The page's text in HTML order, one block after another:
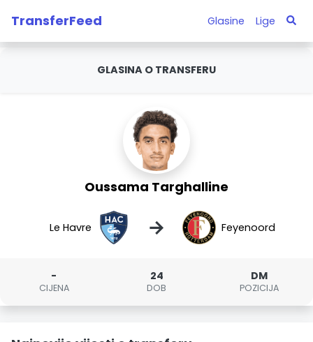
TransferFeed Glasine Lige
GLASINA O TRANSFERU
Oussama Targhalline
Le Havre → Feyenoord
-
CIJENA
24
DOB
DM
POZICIJA